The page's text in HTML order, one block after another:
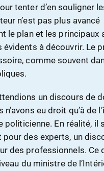
tenter d’en souligner
n’est pas plus avancé
le plan et les principaux
évidents à découvrir. Le
comme souvent
un discours de
eu droit qu’à de
En réalité, il
pour des experts, un
des professionnels. Ce
du ministre de